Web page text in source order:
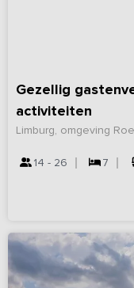
Gezellig
activiteiten
Limburg, omgeving
14 - 26 7